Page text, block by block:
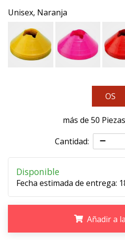
te
a
elegir
el
2 min. de lectura
¡Conviértete
en
embajador
Weplayvolleyball!
un
Unisex, Naranja
OS
más de 50
Cantidad:
Disponible
Fecha estimada de entrega:
Añadir a